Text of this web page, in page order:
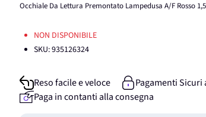
Occhiale Da Lettura Premontato Lampedusa A/F Rosso
NON DISPONIBILE
SKU:935126324
Reso facile e veloce
Pagamenti Sicuri
Paga in contanti alla consegna